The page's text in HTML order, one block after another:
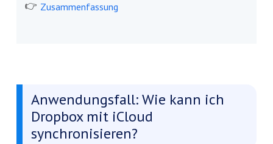
Zusammenfassung
Anwendungsfall: Wie kann ich
Dropbox mit iCloud
synchronisieren?